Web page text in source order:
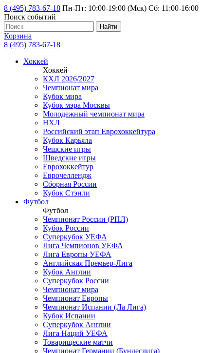
8 (495) 783-67-18 Пн-Пт: 10:00-19:00 (Мск) Сб: 11:00-16:00
Поиск событий
Найти
Корзина
8 (495) 783-67-18
Хоккей
Хоккей
КХЛ 2026/2027
Чемпионат мира
Кубок мира
Кубок мэра Москвы
Молодежный чемпионат мира
НХЛ
Российский этап Еврохоккейтура
Кубок Карьяла
Чешские игры
Шведские игры
Еврохоккейтур
Еврочеллендж
Сборная России
Кубок Стэнли
Футбол
Футбол
Чемпионат России (РПЛ)
Кубок России
Суперкубок УЕФА
Лига Чемпионов УЕФА
Лига Европы УЕФА
Английская Премьер-Лига
Кубок Англии
Суперкубок России
Чемпионат мира
Чемпионат Европы
Чемпионат Испании (Ла Лига)
Кубок Испании
Суперкубок Англии
Лига Наций УЕФА
Товарищеские матчи
Чемпионат Германии (Бундеслига)